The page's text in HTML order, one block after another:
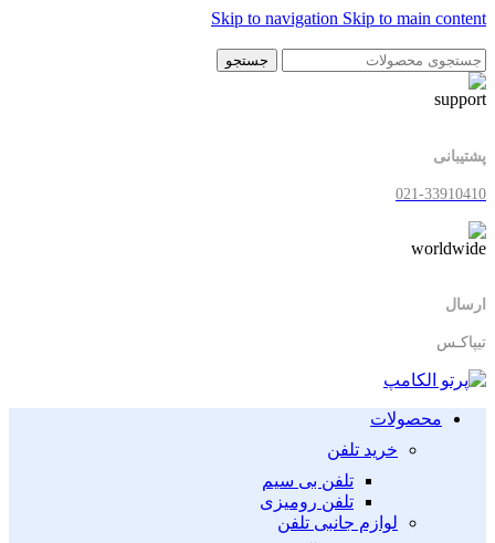
Skip to navigation Skip to main content
جستجو
پشتیبانی
021-33910410
ارسال
تیپاکـس
محصولات
خرید تلفن
تلفن بی سیم
تلفن رومیزی
لوازم جانبی تلفن